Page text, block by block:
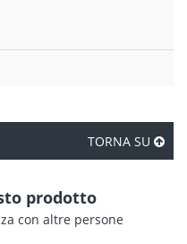
TORNA SU
prodotto
con altre persone